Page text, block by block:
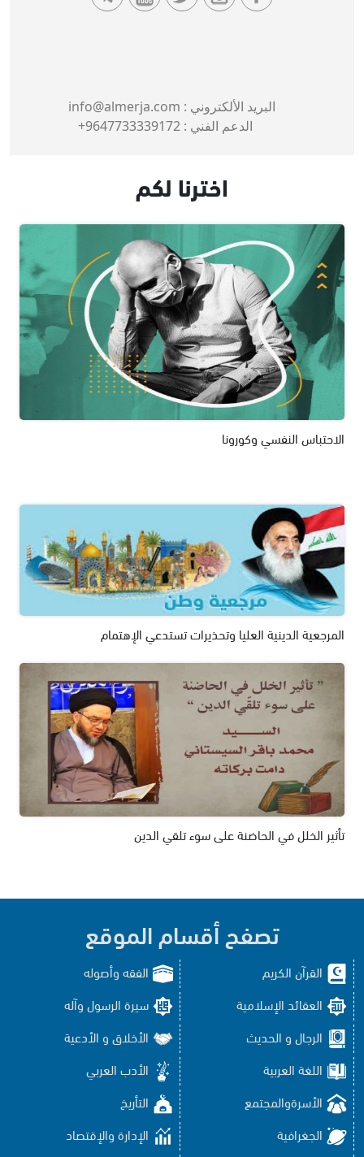
البريد الألكتروني : info@almerja.com
الدعم الفني : 9647733339172+
اخترنا لكم
الاحتباس النفسي وكورونا
المرجعية الدينية العليا وتحذيرات تستدعي الإهتمام
تأثير الخلل في الحاضنة على سوء تلقي الدين
تصفح أقسام الموقع
القرآن الكريم
الفقه وأصوله
العقائد الإسلامية
سيرة الرسول وآله
الرجال و الحديث
الأخلاق و الأدعية
اللغة العربية
الأدب العربي
الأسرةوالمجتمع
التأريخ
الجغرافية
الإدارة والإقتصاد